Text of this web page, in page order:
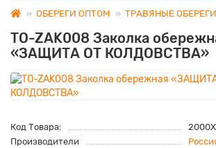
ОБЕРЕГИ ОПТОМ ТРАВЯНЫЕ ОБЕРЕГИ
TO-ZAK008 Заколка
«ЗАЩИТА ОТ КОЛДОВСТВА»
Код Товара:
Производители